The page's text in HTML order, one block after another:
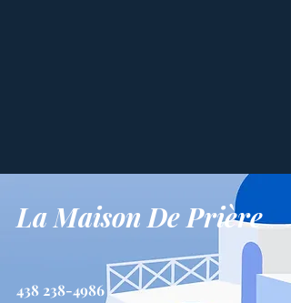
La Maison De Prière
438 238-4986